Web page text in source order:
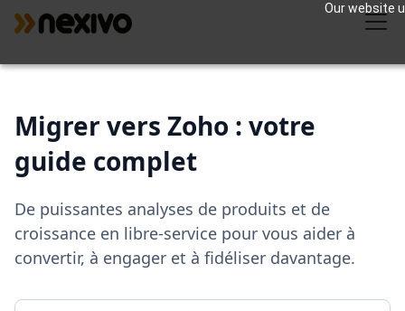
Our website
Migrer vers Zoho : votre
guide complet
De puissantes analyses de produits et de
croissance en libre-service pour vous aider à
convertir, à engager et à fidéliser davantage.